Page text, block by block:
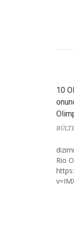
10
Rio